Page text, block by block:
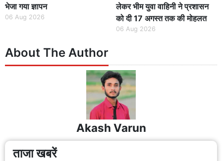
भेजा गया ज्ञापन
06 Aug 2026
लेकर भीम युवा वाहिनी ने प्रशासन
को दी 17 अगस्त तक की मोहलत
06 Aug 2026
About The Author
Akash Varun
ताजा खबरें